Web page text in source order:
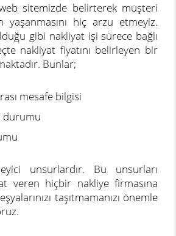
sitemizde belirterek müşteri
yaşanmasını hiç arzu etmeyiz.
gibi nakliyat işi sürece bağlı
nakliyat fiyatını belirleyen bir
Bunlar;
mesafe bilgisi
durumu
unsurlardır. Bu unsurları
veren hiçbir nakliye firmasına
taşıtmamanızı önemle